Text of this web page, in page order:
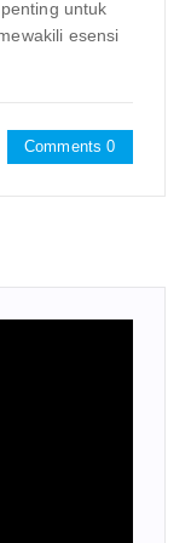
untuk
esensi
Comments 0